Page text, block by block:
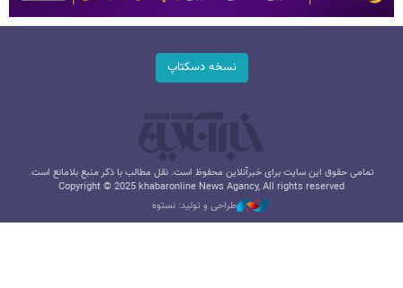
نسخه دسکتاپ
تمامی حقوق این سایت برای خبرآنلاین محفوظ است. نقل مطالب با ذکر منبع بلامانع است.
Copyright © 2025 khabaronline News Agancy, All rights reserved
طراحی و تولید: نستوه